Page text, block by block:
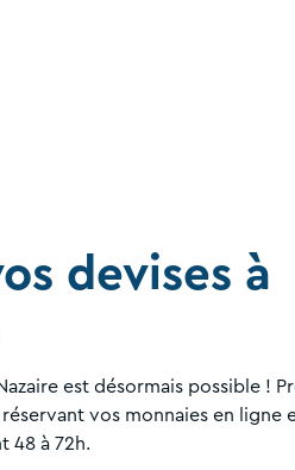
devises à
est désormais possible !
vos monnaies en ligne
48 à 72h.